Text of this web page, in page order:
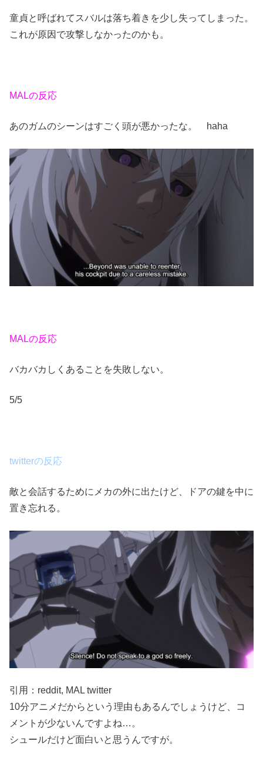
童貞と呼ばれてスバルは落ち着きを少し失ってしまった。
これが原因で攻撃しなかったのかも。
MALの反応
あのガムのシーンはすごく頭が悪かったな。 haha
MALの反応
バカバカしくあることを失敗しない。
5/5
twitterの反応
敵と会話するためにメカの外に出たけど、ドアの鍵を中に
置き忘れる。
引用：reddit, MAL twitter
10分アニメだからという理由もあるんでしょうけど、コ
メントが少ないんですよね…。
シュールだけど面白いと思うんですが。